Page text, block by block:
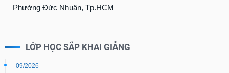
Phường Đức Nhuận, Tp.HCM
LỚP HỌC SẮP KHAI GIẢNG
09/2026